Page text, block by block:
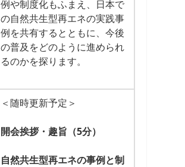
例や制度化もふまえ、日本で
の自然共生型再エネの実践事
例を共有するとともに、今後
の普及をどのように進められ
るのかを探ります。
＜随時更新予定＞
開会挨拶・趣旨（5分）
自然共生型再エネ​の事例と制